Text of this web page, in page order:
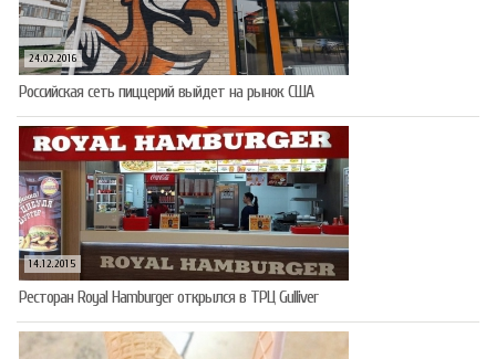
24.02.2016
Российская сеть пиццерий выйдет на рынок США
14.12.2015
Ресторан Royal Hamburger открылся в ТРЦ Gulliver